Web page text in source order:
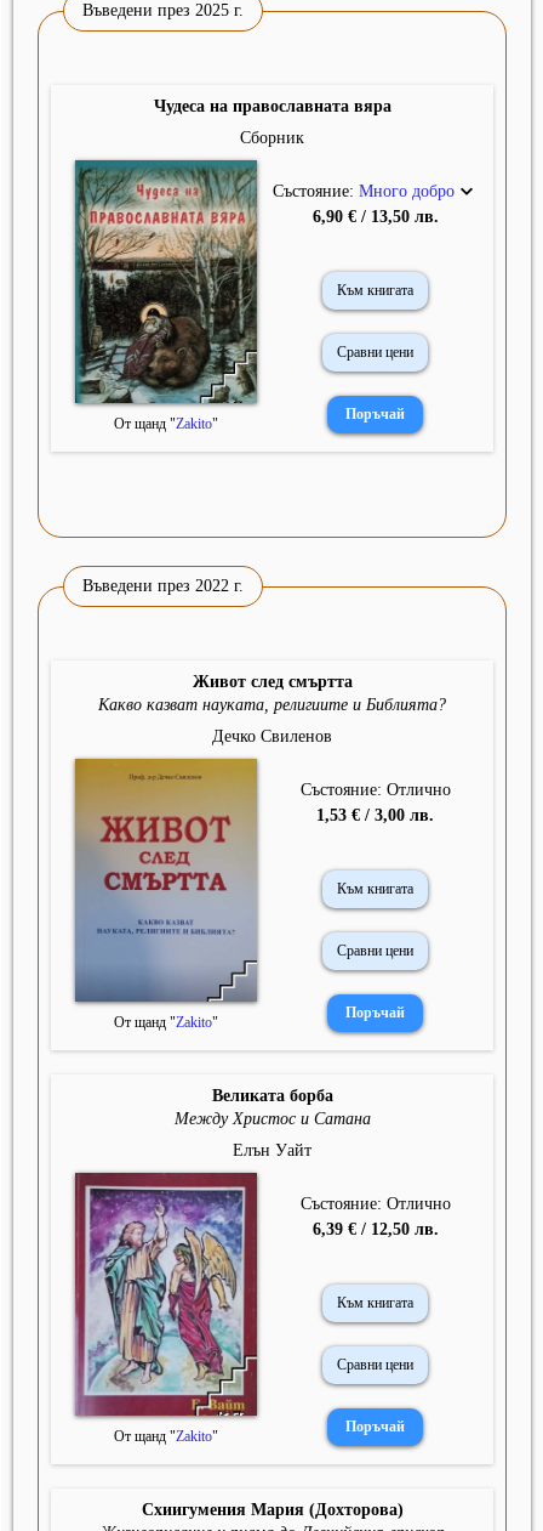
Въведени през 2025 г.
Чудеса на православната вяра
Сборник
От щанд "Zakito"
Състояние: Много добро
6,90 € / 13,50 лв.
Към книгата
Сравни цени
Въведени през 2022 г.
Живот след смъртта
Какво казват науката, религиите и Библията?
Дечко Свиленов
От щанд "Zakito"
Състояние: Отлично
1,53 € / 3,00 лв.
Към книгата
Сравни цени
Великата борба
Между Христос и Сатана
Елън Уайт
От щанд "Zakito"
Състояние: Отлично
6,39 € / 12,50 лв.
Към книгата
Сравни цени
Схиигумения Мария (Дохторова)